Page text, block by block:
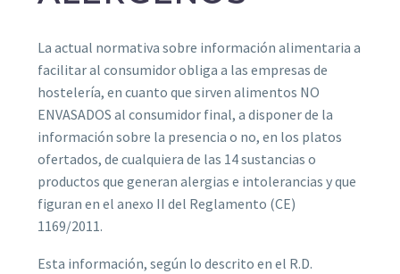
La actual normativa sobre información alimentaria a
facilitar al consumidor obliga a las empresas de
hostelería, en cuanto que sirven alimentos NO
ENVASADOS al consumidor final, a disponer de la
información sobre la presencia o no, en los platos
ofertados, de cualquiera de las 14 sustancias o
productos que generan alergias e intolerancias y que
figuran en el anexo II del Reglamento (CE)
1169/2011.
Esta información, según lo descrito en el R.D.